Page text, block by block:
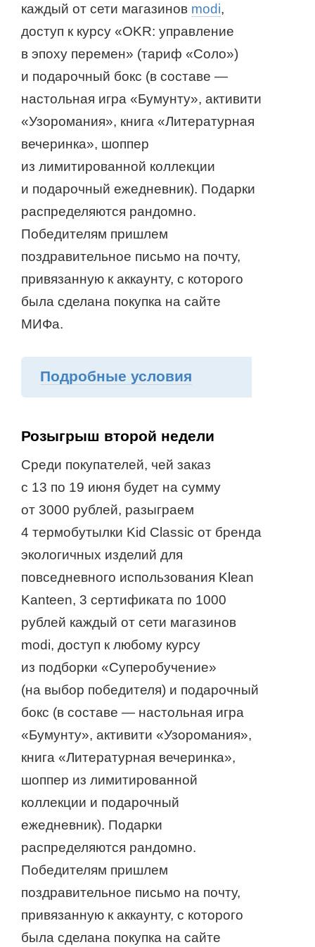
каждый от сети магазинов modi,
доступ к курсу «OKR: управление
в эпоху перемен» (тариф «Соло»)
и подарочный бокс (в составе —
настольная игра «Бумунту», активити
«Узоромания», книга «Литературная
вечеринка», шоппер
из лимитированной коллекции
и подарочный ежедневник). Подарки
распределяются рандомно.
Победителям пришлем
поздравительное письмо на почту,
привязанную к аккаунту, с которого
была сделана покупка на сайте
МИФа.
Подробные условия
Розыгрыш второй недели
Среди покупателей, чей заказ
с 13 по 19 июня будет на сумму
от 3000 рублей, разыграем
4 термобутылки Kid Classic от бренда
экологичных изделий для
повседневного использования Klean
Kanteen, 3 сертификата по 1000
рублей каждый от сети магазинов
modi, доступ к любому курсу
из подборки «Суперобучение»
(на выбор победителя) и подарочный
бокс (в составе — настольная игра
«Бумунту», активити «Узоромания»,
книга «Литературная вечеринка»,
шоппер из лимитированной
коллекции и подарочный
ежедневник). Подарки
распределяются рандомно.
Победителям пришлем
поздравительное письмо на почту,
привязанную к аккаунту, с которого
была сделана покупка на сайте